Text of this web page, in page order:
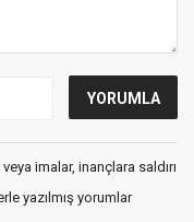
imalar, inançlara saldırı
yazılmış yorumlar